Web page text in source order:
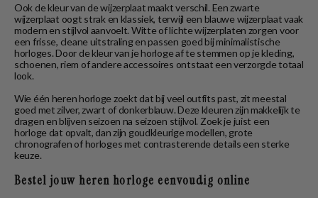
Ook de kleur van de wijzerplaat maakt verschil. Een zwarte
wijzerplaat oogt strak en klassiek, terwijl een blauwe wijzerplaat vaak
modern en stijlvol aanvoelt. Witte of lichte wijzerplaten zorgen voor
een frisse, cleane uitstraling en passen goed bij minimalistische
horloges. Door de kleur van je horloge af te stemmen op je kleding,
schoenen, riem of andere accessoires ontstaat een verzorgde totaal
look.
Wie één heren horloge zoekt dat bij veel outfits past, zit meestal
goed met zilver, zwart of donkerblauw. Deze kleuren zijn makkelijk te
dragen en blijven seizoen na seizoen stijlvol. Zoek je juist een
horloge dat opvalt, dan zijn goudkleurige modellen, grote
chronografen of horloges met contrasterende details een sterke
keuze.
Bestel jouw heren horloge eenvoudig online